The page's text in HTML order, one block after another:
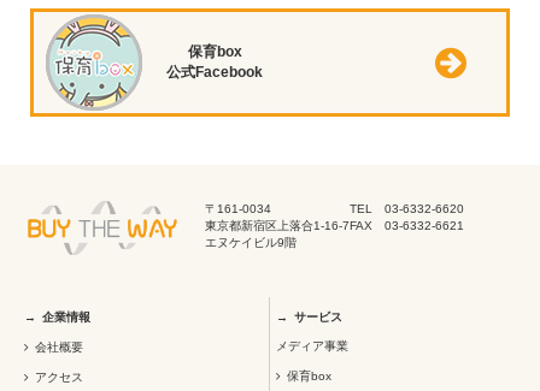
保育box
公式Facebook
〒161-0034
東京都新宿区上落合1-16-7
エヌケイビル9階
TEL 03-6332-6620
FAX 03-6332-6621
企業情報
会社概要
アクセス
サービス
メディア事業
保育box